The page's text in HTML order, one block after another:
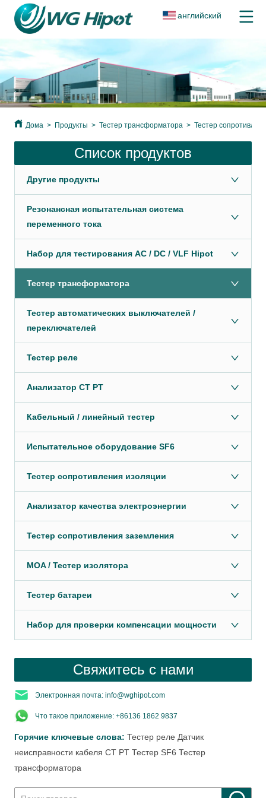
английский
Дома > Продукты > Тестер трансформатора > Тестер
Список продуктов
Другие продукты
Резонансная испытательная система
переменного тока
Набор для тестирования AC / DC / VLF Hipot
Тестер трансформатора
Тестер автоматических выключателей /
переключателей
Тестер реле
Анализатор CT PT
Кабельный / линейный тестер
Испытательное оборудование SF6
Тестер сопротивления изоляции
Анализатор качества электроэнергии
Тестер сопротивления заземления
MOA / Тестер изолятора
Тестер батареи
Набор для проверки компенсации мощности
Свяжитесь с нами
Электронная почта: info@wghipot.com
Что такое приложение: +86136 1862 9837
Горячие ключевые слова: Тестер реле Датчик
неисправности кабеляCT PT Тестер SF6 Тестер
трансформатора